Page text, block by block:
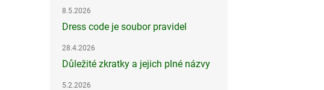
8.5.2026
Dress code je soubor pravidel
28.4.2026
Důležité zkratky a jejich plné názvy
5.2.2026